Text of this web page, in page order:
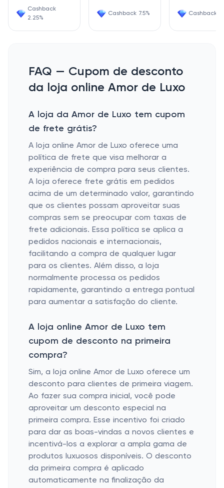
Cashback
2.25%
Cashback 7.5% Cashback
FAQ — Cupom de desconto
da loja online Amor de Luxo
A loja da Amor de Luxo tem cupom
de frete grátis?
A loja online Amor de Luxo oferece uma
política de frete que visa melhorar a
experiência de compra para seus clientes.
A loja oferece frete grátis em pedidos
acima de um determinado valor, garantindo
que os clientes possam aproveitar suas
compras sem se preocupar com taxas de
frete adicionais. Essa política se aplica a
pedidos nacionais e internacionais,
facilitando a compra de qualquer lugar
para os clientes. Além disso, a loja
normalmente processa os pedidos
rapidamente, garantindo a entrega pontual
para aumentar a satisfação do cliente.
A loja online Amor de Luxo tem
cupom de desconto na primeira
compra?
Sim, a loja online Amor de Luxo oferece um
desconto para clientes de primeira viagem.
Ao fazer sua compra inicial, você pode
aproveitar um desconto especial na
primeira compra. Esse incentivo foi criado
para dar as boas-vindas a novos clientes e
incentivá-los a explorar a ampla gama de
produtos luxuosos disponíveis. O desconto
da primeira compra é aplicado
automaticamente na finalização da